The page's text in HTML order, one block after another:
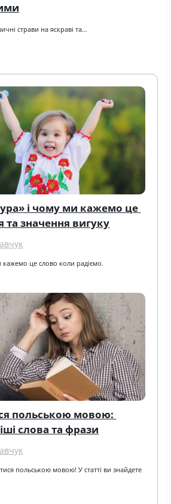
страви на яскраві та…
і чому ми кажемо це
та значення вигуку
це слово коли радіємо.
польською мовою:
слова та фрази
польською мовою! У статті ви знайдете